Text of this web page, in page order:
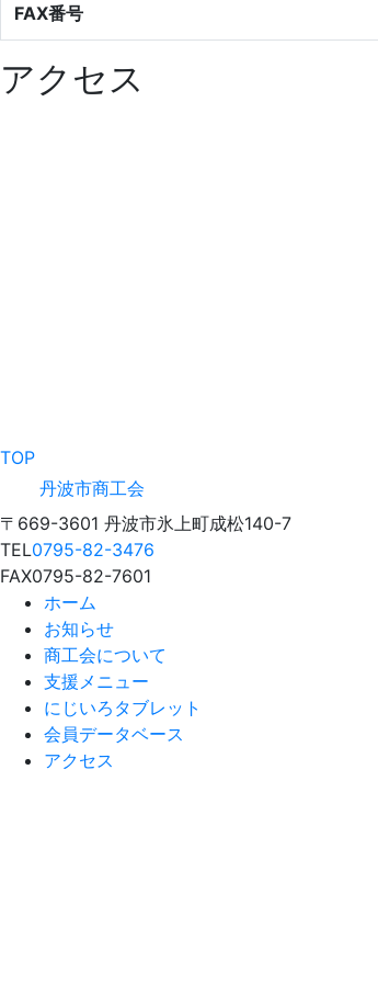
FAX番号
アクセス
TOP
丹波市商工会
〒669-3601 丹波市氷上町成松140-7
TEL0795-82-3476
FAX0795-82-7601
ホーム
お知らせ
商工会について
支援メニュー
にじいろタブレット
会員データベース
アクセス